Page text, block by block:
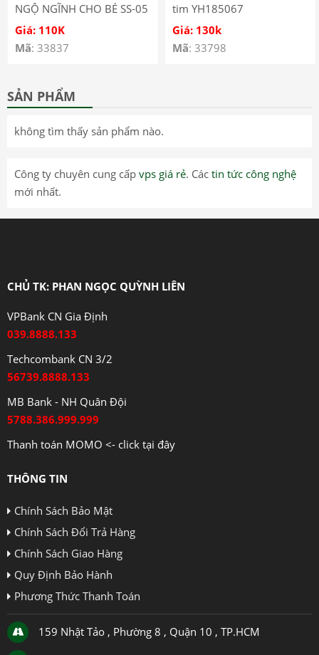
NGỘ NGĨNH CHO BÉ SS-05
Giá: 110K
Mã: 33837
tim YH185067
Giá: 130k
Mã: 33798
SẢN PHẨM
không tìm thấy sản phẩm nào.
Công ty chuyên cung cấp vps giá rẻ. Các tin tức công nghệ
mới nhất.
CHỦ TK: PHAN NGỌC QUỲNH LIÊN
VPBank CN Gia Định
039.8888.133
Techcombank CN 3/2
56739.8888.133
MB Bank - NH Quân Đội
5788.386.999.999
Thanh toán MOMO <- click tại đây
THÔNG TIN
Chính Sách Bảo Mật
Chính Sách Đổi Trả Hàng
Chính Sách Giao Hàng
Quy Định Bảo Hành
Phương Thức Thanh Toán
159 Nhật Tảo , Phường 8 , Quận 10 , TP.HCM